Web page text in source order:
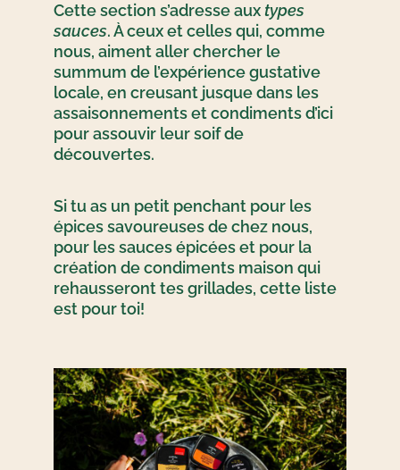
Cette section s’adresse aux types
sauces. À ceux et celles qui, comme
nous, aiment aller chercher le
summum de l’expérience gustative
locale, en creusant jusque dans les
assaisonnements et condiments d’ici
pour assouvir leur soif de
découvertes.
Si tu as un petit penchant pour les
épices savoureuses de chez nous,
pour les sauces épicées et pour la
création decondiments maison qui
rehausseront tes grillades, cette liste
est pour toi!